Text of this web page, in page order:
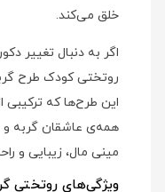
خلق می‌کند.
اگر به دنبال تغییر
روتختی کودک طرح
این طرح‌ها که ترکیبی
همه‌ی عاشقان گربه و
مینی‌ مال، زیبایی و
ویژگی‌های روتختی